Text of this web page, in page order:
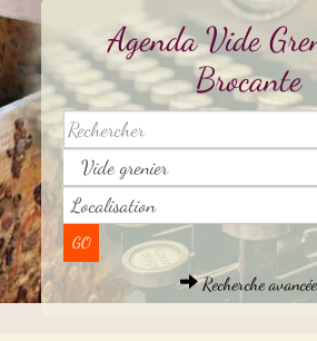
Agenda Vide
Brocante
Recherche avancée